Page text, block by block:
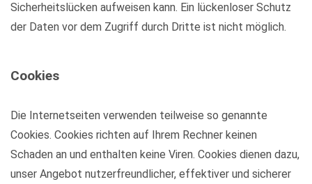
Sicherheitslücken aufweisen kann. Ein lückenloser Schutz
der Daten vor dem Zugriff durch Dritte ist nicht möglich.
Cookies
Die Internetseiten verwenden teilweise so genannte
Cookies. Cookies richten auf Ihrem Rechner keinen
Schaden an und enthalten keine Viren. Cookies dienen dazu,
unser Angebot nutzerfreundlicher, effektiver und sicherer